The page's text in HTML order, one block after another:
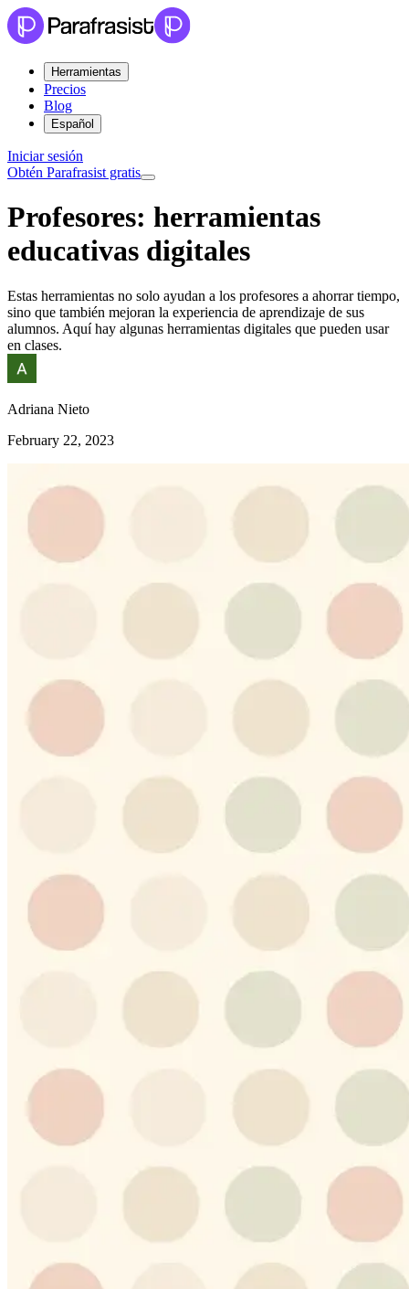
Herramientas
Precios
Blog
Español
Iniciar sesión
Obtén Parafrasist gratis
Profesores: herramientas
educativas digitales
Estas herramientas no solo ayudan a los profesores a ahorrar tiempo,
sino que también mejoran la experiencia de aprendizaje de sus
alumnos. Aquí hay algunas herramientas digitales que pueden usar
en clases.
Adriana Nieto
February 22, 2023